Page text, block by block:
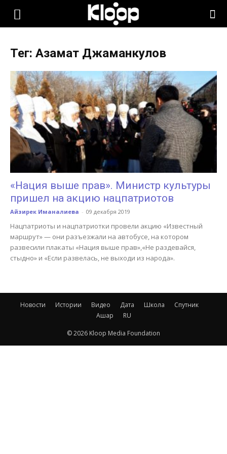
KLOOP.KG
Новости
Кыргызстана
Тег: Азамат Джаманкулов
«Нация выше прав». Министр культуры
пришел на акцию нацпатриотов
Айзирек Иманалиева - 09 декабря 2019
Нацпатриоты и нацпатриотки провели акцию «Известный
маршрут» — они разъезжали на автобусе, на котором
развесили плакаты «Нация выше прав»,«Не раздевайся,
стыдно» и «Если развелась, не выходи из народа».
Новости Истории Видео Дата Школа
Спутник
Ашар
RU
© 2026 Kloop Media Foundation